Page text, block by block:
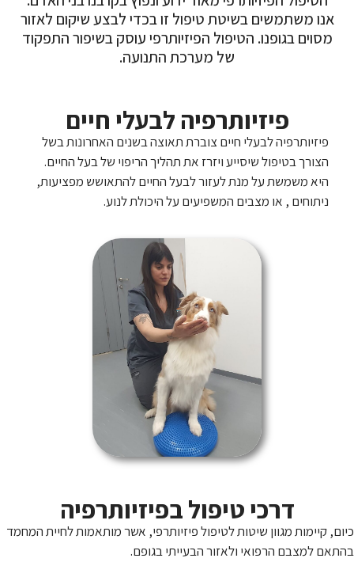
אנו משתמשים בשיטת טיפול זו בכדי לבצע שיקום לאזור
מסוים בגופנו. הטיפול הפיזיותרפי עוסק בשיפור התפקוד
של מערכת התנועה.
פיזיותרפיה לבעלי חיים
פיזיותרפיה לבעלי חיים צוברת תאוצה בשנים האחרונות בשל
הצורך בטיפול שיסייע ויזרז את תהליך הריפוי של בעל החיים.
היא משמשת על מנת לעזור לבעל החיים להתאושש מפציעות,
ניתוחים , או מצבים המשפיעים על היכולת לנוע.
דרכי טיפול בפיזיותרפיה
כיום, קיימות מגוון שיטות לטיפול פיזיותרפי, אשר מותאמות לחיית המחמד
בהתאם למצבם הרפואי ולאזור הבעייתי בגופם.